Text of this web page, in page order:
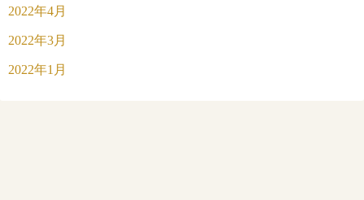
2022年4月
2022年3月
2022年1月